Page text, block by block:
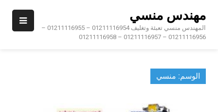
content
مهندس منسي
المهندس منسي تعبئة وتغليف 01211116954 – 01211116955 –
01211116956 – 01211116957 – 01211116958
الوسم: منسي